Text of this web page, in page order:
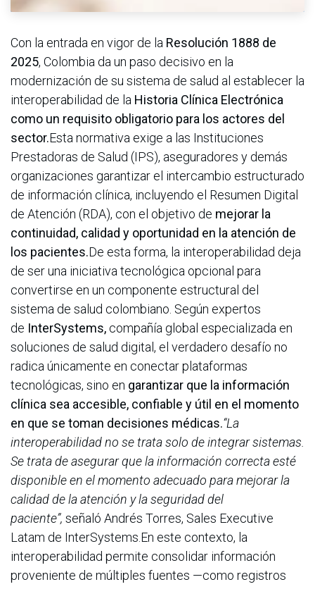
Con la entrada en vigor de la Resolución 1888 de
2025, Colombia da un paso decisivo en la
modernización de su sistema de salud al establecer la
interoperabilidad de la Historia Clínica Electrónica
como un requisito obligatorio para los actores del
sector.Esta normativa exige a las Instituciones
Prestadoras de Salud (IPS), aseguradores y demás
organizaciones garantizar el intercambio estructurado
de información clínica, incluyendo el Resumen Digital
de Atención (RDA), con el objetivo de mejorar la
continuidad, calidad y oportunidad en la atención de
los pacientes.De esta forma, la interoperabilidad deja
de ser una iniciativa tecnológica opcional para
convertirse en un componente estructural del
sistema de salud colombiano. Según expertos
de InterSystems, compañía global especializada en
soluciones de salud digital, el verdadero desafío no
radica únicamente en conectar plataformas
tecnológicas, sino en garantizar que la información
clínica sea accesible, confiable y útil en el momento
en que se toman decisiones médicas.“La
interoperabilidad no se trata solo de integrar sistemas.
Se trata de asegurar que la información correcta esté
disponible en el momento adecuado para mejorar la
calidad de la atención y la seguridad del
paciente”, señaló Andrés Torres, Sales Executive
Latam de InterSystems.En este contexto, la
interoperabilidad permite consolidar información
proveniente de múltiples fuentes —como registros